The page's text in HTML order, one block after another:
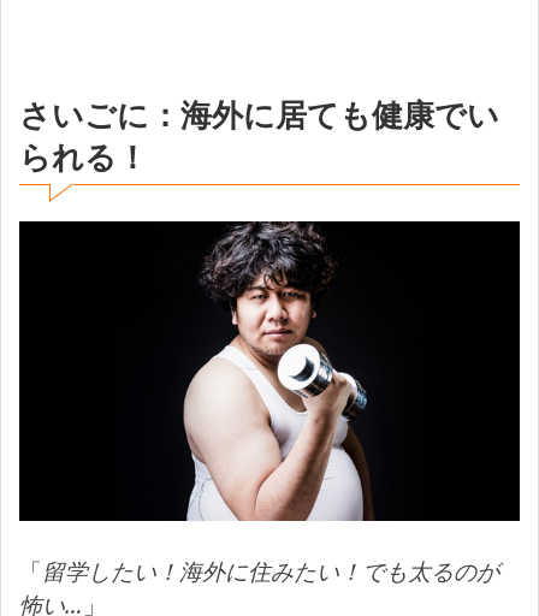
さいごに：海外に居ても健康でい
られる！
「留学したい！海外に住みたい！でも太るのが
怖い… 」